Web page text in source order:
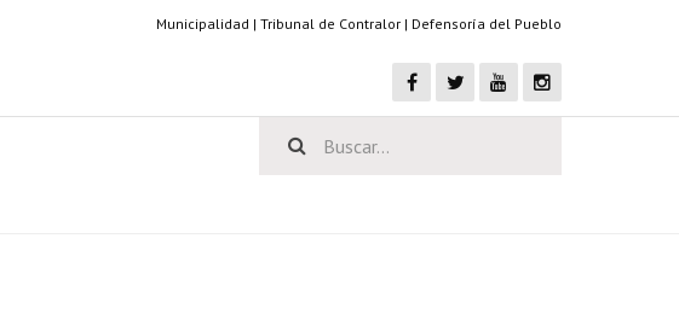
Municipalidad | Tribunal de Contralor | Defensoría del Pueblo